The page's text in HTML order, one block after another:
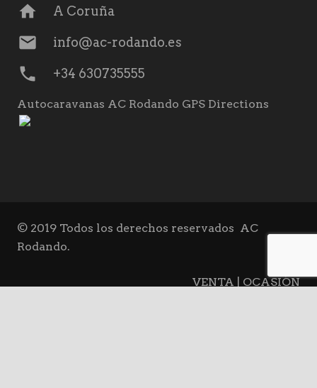
home A Coruña
mail info@ac-rodando.es
phone +34 630735555
Autocaravanas AC Rodando GPS Directions
© 2019 Todos los derechos reservados AC
Rodando.
VENTA | OCASIÓN